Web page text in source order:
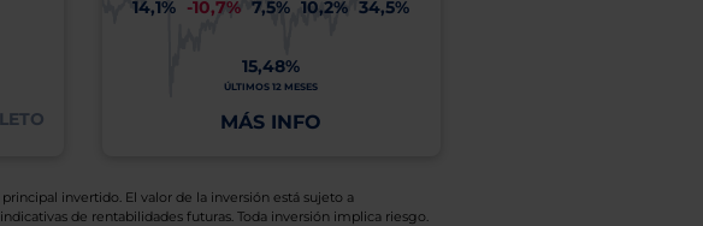
14,1% -10,7% 7,5% 10,2% 34,5%
15,48%
ÚLTIMOS 12 MESES
MÁS INFO
invertido. El valor de la inversión está sujeto a
de rentabilidades futuras. Toda inversión implica riesgo.